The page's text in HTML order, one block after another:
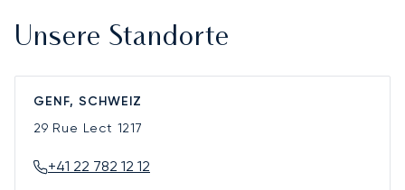
Unsere Standorte
GENF, SCHWEIZ
29 Rue Lect 1217
+41 22 782 12 12